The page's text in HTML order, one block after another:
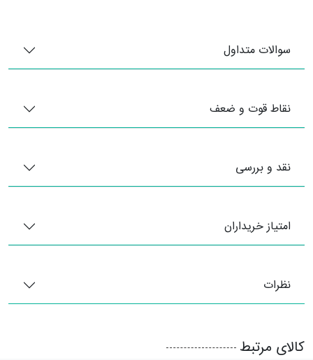
سوالات متداول
نقاط قوت و ضعف
نقد و بررسی
امتیاز خریداران
نظرات
کالای مرتبط